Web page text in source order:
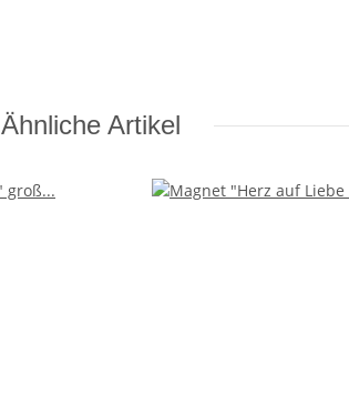
Ähnliche Artikel